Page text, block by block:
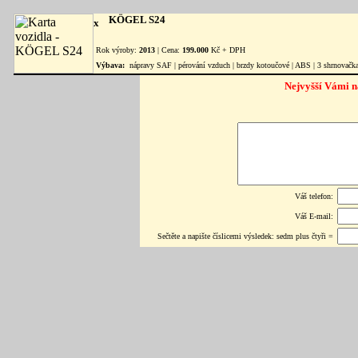
KÖGEL S24
Rok výroby: 2013 | Cena: 199.000 Kč + DPH
Výbava: nápravy SAF | pérování vzduch | brzdy kotoučové | ABS | 3
Nejvyšší Vámi
Váš telefon:
Váš E-mail:
Sečtěte a napište číslicemi výsledek: sedm plus čtyři =